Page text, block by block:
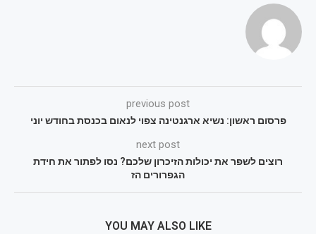
previous post
פרסום ראשון: נשיא ארגנטינה צפוי לנאום בכנסת בחודש יוני
next post
רוצים לשפר את יכולות הזיכרון שלכם? נסו לפתור את חידת
הגפרורים הז
YOU MAY ALSO LIKE